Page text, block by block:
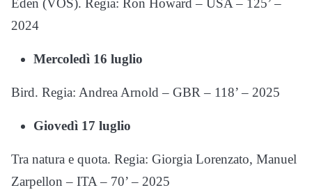
Eden (VOS). Regia: Ron Howard – USA – 125’ –
2024
Mercoledì 16 luglio
Bird. Regia: Andrea Arnold – GBR – 118’ – 2025
Giovedì 17 luglio
Tra natura e quota. Regia: Giorgia Lorenzato, Manuel
Zarpellon – ITA – 70’ – 2025